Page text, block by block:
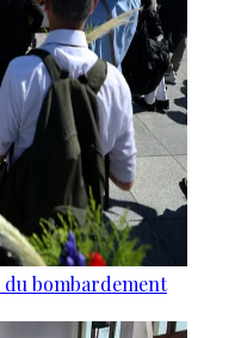
du bombardement